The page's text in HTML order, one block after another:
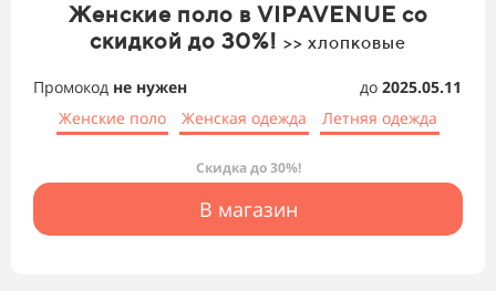
Женские поло в VIPAVENUE со
скидкой до 30%! >> хлопковые
Промокод не нужен до 2025.05.11
Женские поло
Женская одежда Летняя одежда
Скидка до 30%!
В магазин